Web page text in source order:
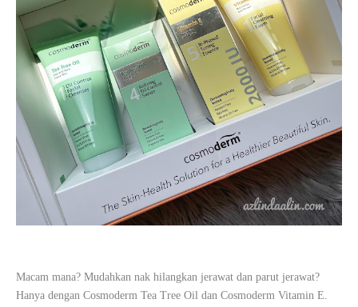
Macam mana? Mudahkan nak hilangkan jerawat dan parut jerawat?
Hanya dengan Cosmoderm Tea Tree Oil dan Cosmoderm Vitamin E.